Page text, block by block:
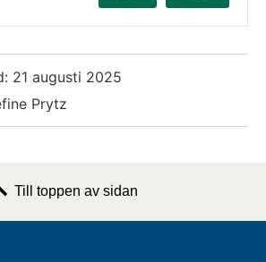
21 augusti 2025
Prytz
Till toppen av sidan